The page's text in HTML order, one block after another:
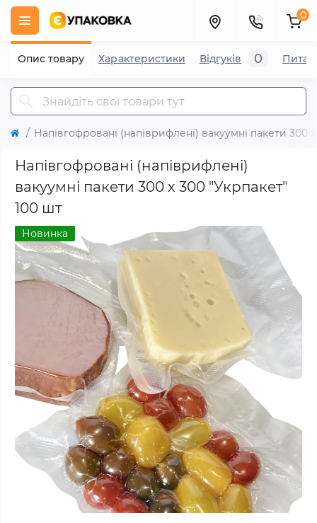
0
Напівгофровані (напіврифлені) вакуумні пакети 300
Напівгофровані (напіврифлені)
вакуумні пакети 300 х 300 "Укрпакет"
100 шт
Новинка
Опис товару Характеристики Відгуків 0